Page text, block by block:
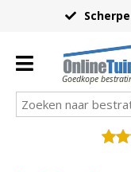
Goedkope